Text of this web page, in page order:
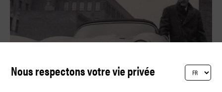
Nous respectons votre vie privée